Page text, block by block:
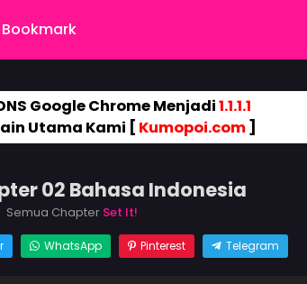
Bookmark
Google Chrome Menjadi1.1.1.1
Utama Kami [ Kumopoi.com]
02 Bahasa Indonesia
Semua Chapter Set It!
WhatsApp Pinterest Telegram